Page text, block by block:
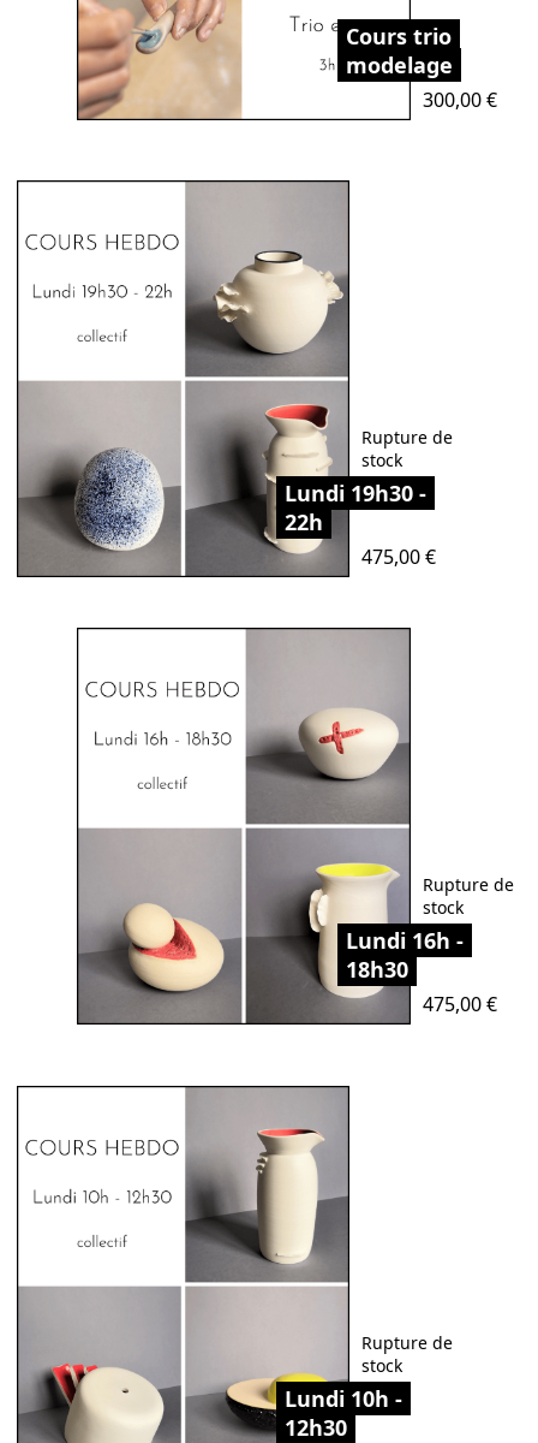
Cours trio
modelage
Prix
300,00 €
Rupture de
stock
Lundi 19h30 -
22h
Prix
475,00 €
Rupture de
stock
Lundi 16h -
18h30
Prix
475,00 €
Rupture de
stock
Lundi 10h -
12h30